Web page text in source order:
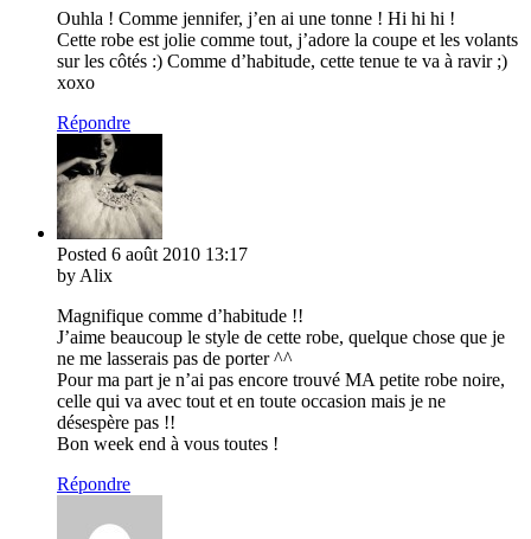
Ouhla ! Comme jennifer, j’en ai une tonne ! Hi hi hi !
Cette robe est jolie comme tout, j’adore la coupe et les volants
sur les côtés :) Comme d’habitude, cette tenue te va à ravir ;)
xoxo
Répondre
Posted 6 août 2010 13:17
by Alix
Magnifique comme d’habitude !!
J’aime beaucoup le style de cette robe, quelque chose que je
ne me lasserais pas de porter ^^
Pour ma part je n’ai pas encore trouvé MA petite robe noire,
celle qui va avec tout et en toute occasion mais je ne
désespère pas !!
Bon week end à vous toutes !
Répondre